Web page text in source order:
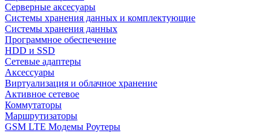
Серверные аксесуары
Системы хранения данных и комплектующие
Системы хранения данных
Программное обеспечение
HDD и SSD
Сетевые адаптеры
Аксессуары
Виртуализация и облачное хранение
Активное сетевое
Коммутаторы
Маршрутизаторы
GSM LTE Модемы Роутеры